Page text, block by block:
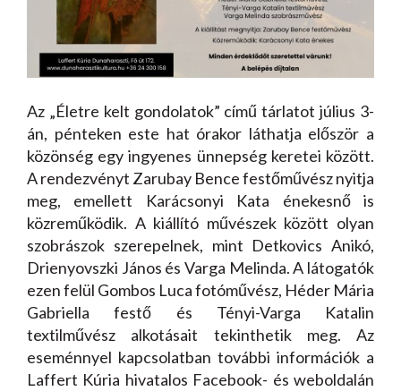
Az „Életre kelt gondolatok” című tárlatot július 3-
án, pénteken este hat órakor láthatja először a
közönség egy ingyenes ünnepség keretei között.
A rendezvényt Zarubay Bence festőművész nyitja
meg, emellett Karácsonyi Kata énekesnő is
közreműködik. A kiállító művészek között olyan
szobrászok szerepelnek, mint Detkovics Anikó,
Drienyovszki János és Varga Melinda. A látogatók
ezen felül Gombos Luca fotóművész, Héder Mária
Gabriella festő és Tényi-Varga Katalin
textilművész alkotásait tekinthetik meg. Az
eseménnyel kapcsolatban további információk a
Laffert Kúria hivatalos Facebook- és weboldalán